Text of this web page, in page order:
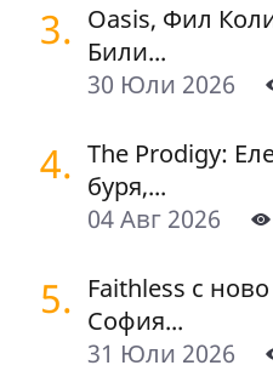
3. Oasis, Фил
Били...
30 Юли 2026
4. The Prodigy:
буря,...
04 Авг 2026
5. Faithless с
София...
31 Юли 2026